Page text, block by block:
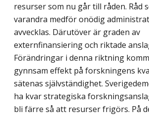
resurser som nu går till råden. Råd
varandra medför onödig
avvecklas. Därutöver är graden av
externfinansiering och riktade
Förändringar i denna riktning
gynnsam effekt på forskningens
sätenas självständighet.
ha kvar strategiska
bli färre så att resurser frigörs. På